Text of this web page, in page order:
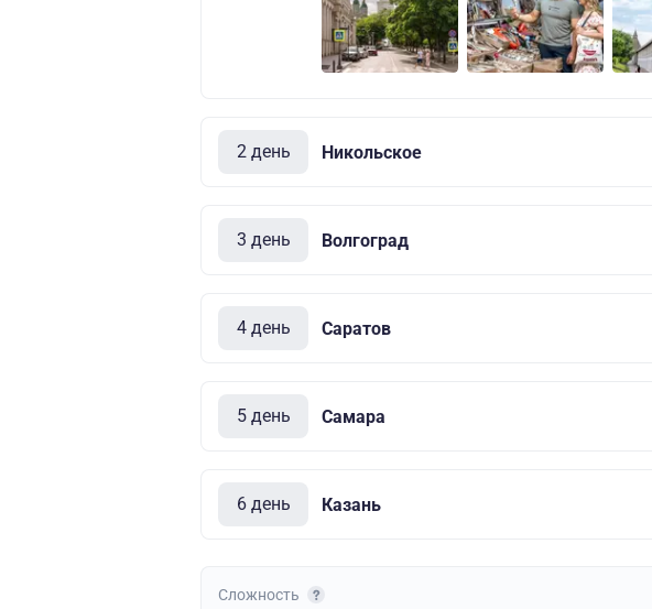
2 день Никольское
3 день Волгоград
4 день Саратов
5 день Самара
6 день Казань
Сложность